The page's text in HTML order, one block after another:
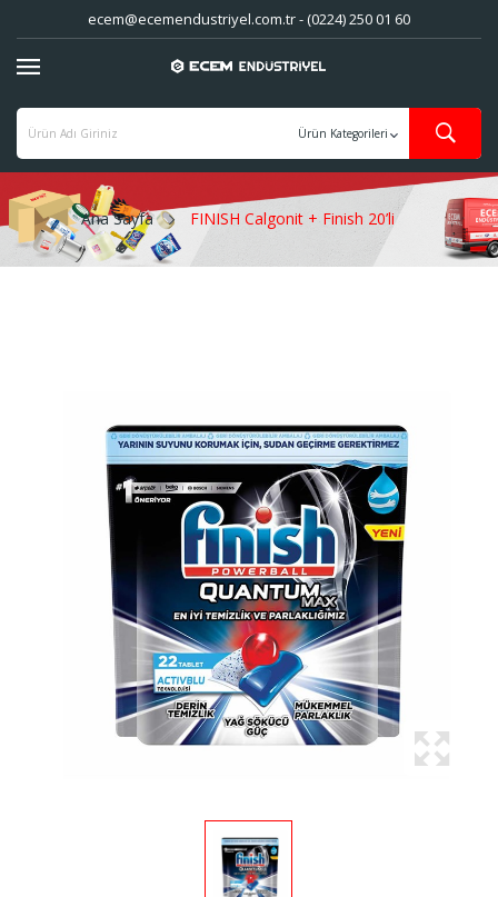
ecem@ecemendustriyel.com.tr - (0224) 250 01 60
Ana Sayfa FINISH Calgonit + Finish 20’li